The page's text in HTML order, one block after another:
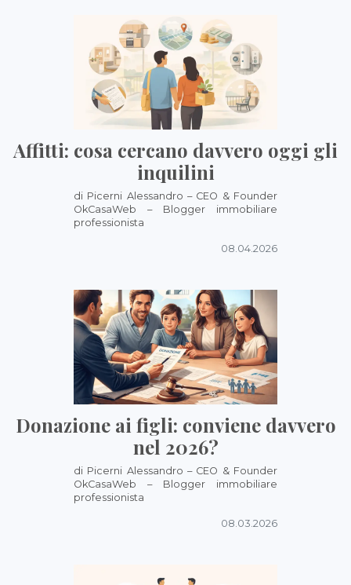
Affitti: cosa cercano davvero oggi gli
inquilini
di Picerni Alessandro – CEO & Founder
OkCasaWeb – Blogger immobiliare
professionista
08.04.2026
Donazione ai figli: conviene davvero
nel 2026?
di Picerni Alessandro – CEO & Founder
OkCasaWeb – Blogger immobiliare
professionista
08.03.2026